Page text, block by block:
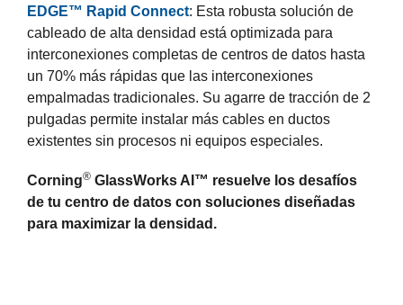
EDGE™ Rapid Connect: Esta robusta solución de
cableado de alta densidad está optimizada para
interconexiones completas de centros de datos hasta
un 70% más rápidas que las interconexiones
empalmadas tradicionales. Su agarre de tracción de 2
pulgadas permite instalar más cables en ductos
existentes sin procesos ni equipos especiales.
Corning® GlassWorks AI™ resuelve los desafíos
de tu centro de datos con soluciones diseñadas
para maximizar la densidad.